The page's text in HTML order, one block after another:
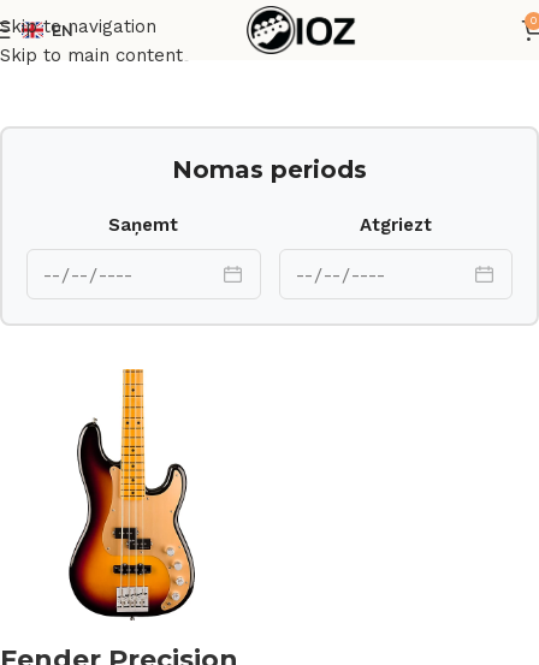
Skip to navigation
Skip to main content
EN
0
Sākums Ģitāras Basģitāras
Nomas periods
Saņemt Atgriezt